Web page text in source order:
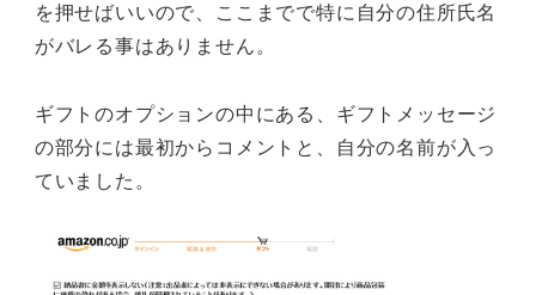
を押せばいいので、ここまでで特に自分の住所氏名
がバレる事はありません。
ギフトのオプションの中にある、ギフトメッセージ
の部分には最初からコメントと、自分の名前が入っ
ていました。